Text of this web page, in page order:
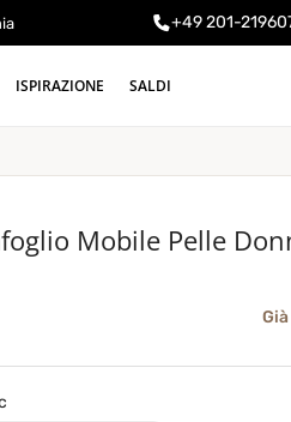
+49 201-
ISPIRAZIONE SALDI
Mobile Pelle